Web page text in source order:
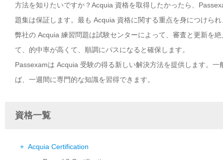
方法を知りたいですか？Acquia 資格を取得したかったら、
題集は保証します。最も Acquia 資格に関する重点を身につけら
弊社の Acquia 練習問題は試験センターによって、審査と更新を
て、的中率が高くて、順調にパスになると確保します。
Passexamは Acquia 受験の得る新しい解決方法を提供します。
ば、一週間に専門的な知識を習得できます。
資格一覧
+ Acquia Certification